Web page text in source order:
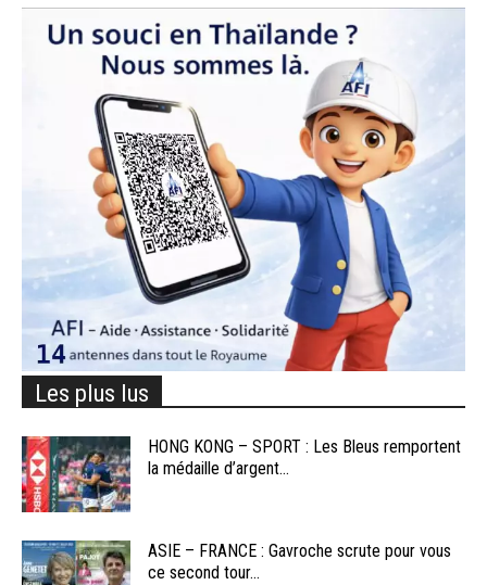
Les plus lus
HONG KONG – SPORT : Les Bleus remportent
la médaille d’argent...
ASIE – FRANCE : Gavroche scrute pour vous
ce second tour...